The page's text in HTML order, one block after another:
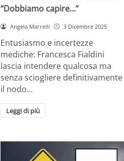
“Dobbiamo capire…”
Angela Marrelli 3 Dicembre 2025
Entusiasmo e incertezze
mediche: Francesca Fialdini
lascia intendere qualcosa ma
senza sciogliere definitivamente
il nodo…
Leggi di più